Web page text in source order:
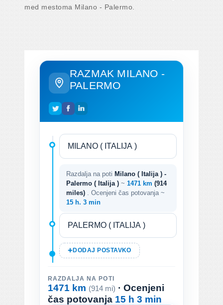
med mestoma Milano - Palermo.
RAZMAK MILANO -
PALERMO
Razdalja na poti Milano ( Italija ) -
Palermo ( Italija ) ~ 1471 km (914
miles)
. Ocenjeni čas potovanja ~
15 h. 3 min
DODAJ POSTAVKO
RAZDALJA NA POTI
1471 km (914 mi) · Ocenjeni
čas potovanja 15 h 3 min